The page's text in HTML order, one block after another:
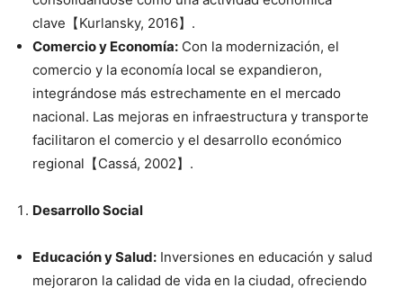
clave【Kurlansky, 2016】.
Comercio y Economía: Con la modernización, el
comercio y la economía local se expandieron,
integrándose más estrechamente en el mercado
nacional. Las mejoras en infraestructura y transporte
facilitaron el comercio y el desarrollo económico
regional【Cassá, 2002】.
Desarrollo Social
Educación y Salud: Inversiones en educación y salud
mejoraron la calidad de vida en la ciudad, ofreciendo